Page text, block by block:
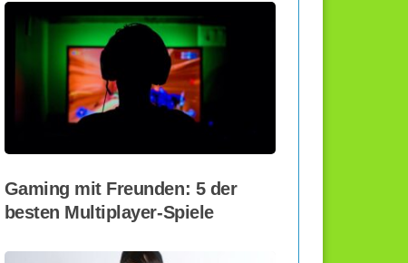
Gaming mit Freunden: 5 der
besten Multiplayer-Spiele